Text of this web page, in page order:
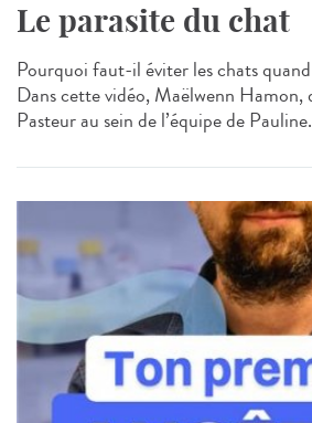
Le parasite du chat
Pourquoi faut-il éviter les chats
Dans cette vidéo, Maëlwenn
Pasteur au sein de l’équipe de